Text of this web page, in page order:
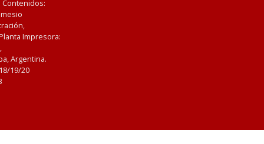
Impresora:
Argentina.
19/20